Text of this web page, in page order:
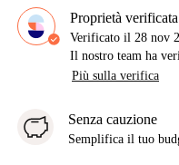
Proprietà
Verificato il 28 nov
Il nostro team ha
Più sulla verifica
Senza cauzione
Semplifica il tuo